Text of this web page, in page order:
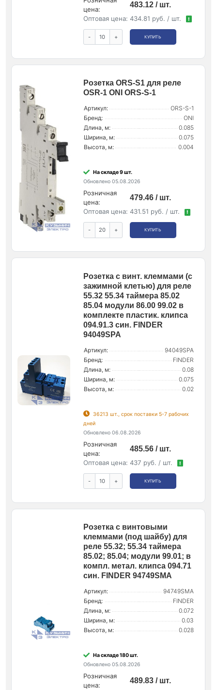
цена:
483.12 / шт.
Оптовая цена: 434.81 руб. / шт. !
- + КУПИТЬ
Розетка ORS-S1 для реле
OSR-1 ONI ORS-S-1
Артикул:
ORS-S-1
Бренд:
ONI
Длина, м:
0.085
Ширина, м:
0.075
Высота, м:
0.004
На складе 9 шт.
Обновлено 05.08.2026
Розничная
цена:
479.46 / шт.
Оптовая цена: 431.51 руб. / шт. !
- + КУПИТЬ
Розетка с винт. клеммами (с
зажимной клетью) для реле
55.32 55.34 таймера 85.02
85.04 модули 86.00 99.02 в
комплекте пластик. клипса
094.91.3 син. FINDER
94049SPA
Артикул:
94049SPA
Бренд:
FINDER
Длина, м:
0.08
Ширина, м:
0.075
Высота, м:
0.02
36213 шт., срок поставки 5-7 рабочих
дней
Обновлено 06.08.2026
Розничная
цена:
485.56 / шт.
Оптовая цена: 437 руб. / шт. !
- + КУПИТЬ
Розетка с винтовыми
клеммами (под шайбу) для
реле 55.32; 55.34 таймера
85.02; 85.04; модули 99.01; в
компл. метал. клипса 094.71
син. FINDER 94749SMA
Артикул:
94749SMA
Бренд:
FINDER
Длина, м:
0.072
Ширина, м:
0.03
Высота, м:
0.028
На складе 180 шт.
Обновлено 05.08.2026
Розничная
цена:
489.83 / шт.